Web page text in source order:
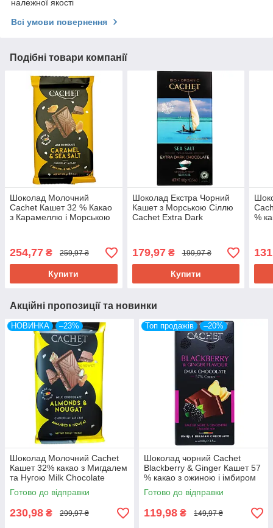
належної якості
Всі умови повернення
Подібні товари компанії
Шоколад Молочний
Cachet Кашет 32 % Какао
з Карамеллю і Морською
254,77 ₴ 259,97 ₴
Купити
Шоколад Екстра Чорний
Кашет з Морською Сіллю
Cachet Extra Dark
179,97₴ 199,97 ₴
Купити
%
Акційні пропозиції та новинки
НОВИНКА –23%
Шоколад Молочний Cachet
Кашет 32% какао з Мигдалем
та Нугою Milk Chocolate
Almonds & Nougat 300 г
Бельгія
Готово до відправки
230,98 ₴ 299,97 ₴
Топ продажів –20%
Шоколад чорний Cachet
Blackberry & Ginger Кашет 57
% какао з ожиною і імбиром
100 г Бельгія
Готово до відправки
119,98 ₴ 149,97 ₴